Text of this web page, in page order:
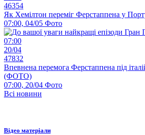
46354
Як Хемілтон переміг Ферстаппена у
07:00, 04/05 Фото
07:00
20/04
47832
Впевнена перемога Ферстаппена під
(ФОТО)
07:00, 20/04 Фото
Всі новини
Відео матеріали